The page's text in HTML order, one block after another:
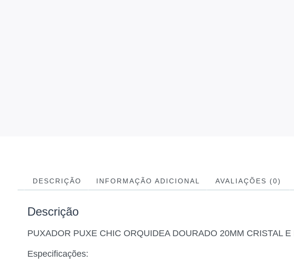
DESCRIÇÃO INFORMAÇÃO ADICIONAL AVALIAÇÕES (0)
Descrição
PUXADOR PUXE CHIC ORQUIDEA DOURADO 20MM CRISTAL E
Especificações: